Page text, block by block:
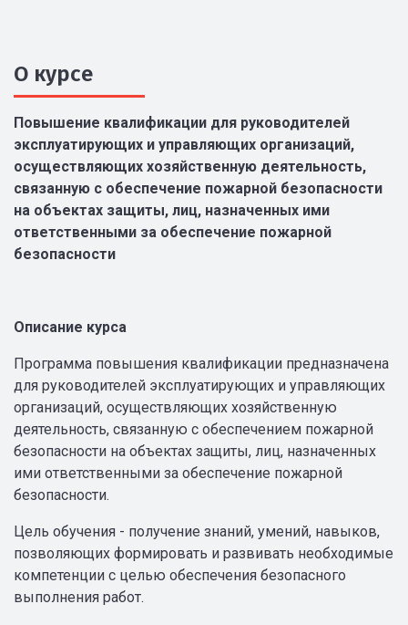
О курсе
Повышение квалификации для руководителей
эксплуатирующих и управляющих организаций,
осуществляющих хозяйственную деятельность,
связанную с обеспечение пожарной безопасности
на объектах защиты, лиц, назначенных ими
ответственными за обеспечение пожарной
безопасности
Описание курса
Программа повышения квалификации предназначена
для руководителей эксплуатирующих и управляющих
организаций, осуществляющих хозяйственную
деятельность, связанную с обеспечением пожарной
безопасности на объектах защиты, лиц, назначенных
ими ответственными за обеспечение пожарной
безопасности.
Цель обучения - получение знаний, умений, навыков,
позволяющих формировать и развивать необходимые
компетенции с целью обеспечения безопасного
выполнения работ.